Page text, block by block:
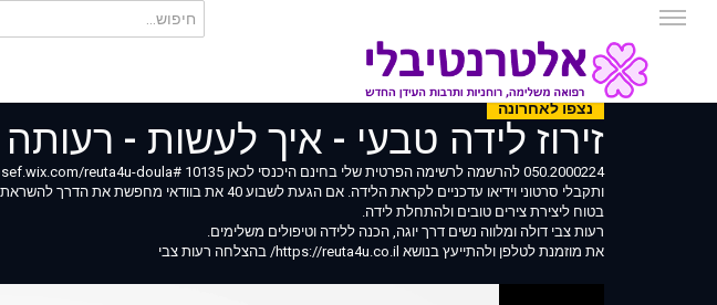
נצפו לאחרונה
זירוז לידה טבעי - איך לעשות -
050.2000224 להרשמה לרשימה הפרטית שלי בחינם היכנסי לכאן https://reutyosef.wix.com/reuta4u-doula# 10135
ותקבלי סרטוני וידיאו עדכניים לקראת הלידה. אם הגעת
בטוח ליצירת צירים טובים ולהתחלת לידה.
רעות צבי דולה ומלווה נשים דרך יוגה, הכנה ללידה וטיפולים משלימים.
את מוזמנת לטלפן ולהתייעץ בנושא https://reuta4u.co.il/ בהצלחה רעות צבי